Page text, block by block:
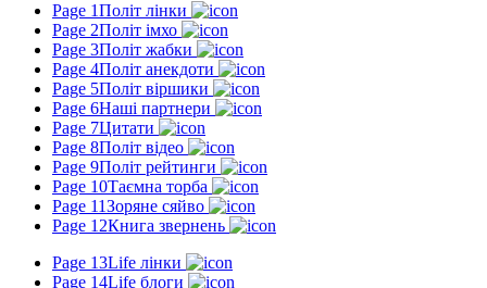
Page 1Політ лінки
Page 2Політ імхо
Page 3Політ жабки
Page 4Політ анекдоти
Page 5Політ віршики
Page 6Наші партнери
Page 7Цитати
Page 8Політ відео
Page 9Політ рейтинги
Page 10Таємна торба
Page 11Зоряне сяйво
Page 12Книга звернень
Page 13Life лінки
Page 14Life блоги